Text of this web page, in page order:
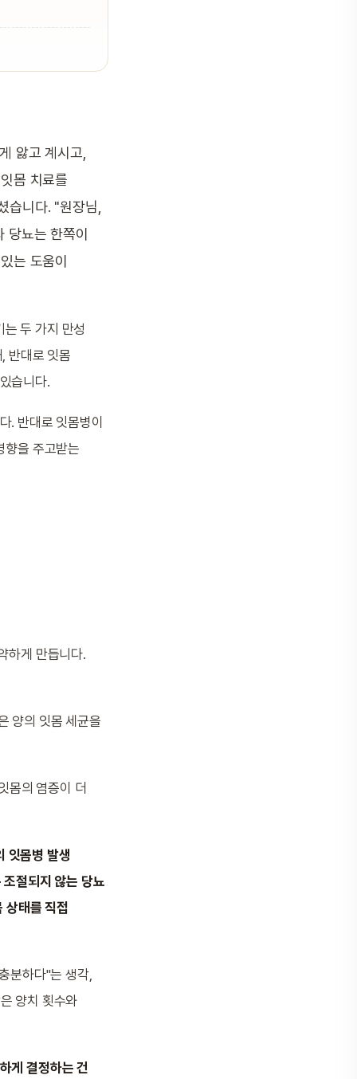
앓고 계시고,
몸 치료를
습니다. "원장님,
뇨는 한쪽이
는 도움이
두 가지 만성
반대로 잇몸
습니다.
. 반대로 잇몸병이
향을 주고받는
하게 만듭니다.
양의 잇몸 세균을
몸의 염증이 더
잇몸병 발생
절되지 않는 당뇨
상태를 직접
분하다"는 생각,
양치 횟수와
게 결정하는 건